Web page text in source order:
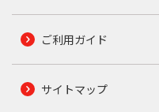
ご利用ガイド
サイトマップ